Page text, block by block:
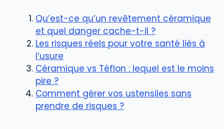
Qu’est-ce qu’un revêtement céramique
et quel danger cache-t-il ?
Les risques réels pour votre santé liés à
l’usure
Céramique vs Téflon : lequel est le moins
pire ?
Comment gérer vos ustensiles sans
prendre de risques ?